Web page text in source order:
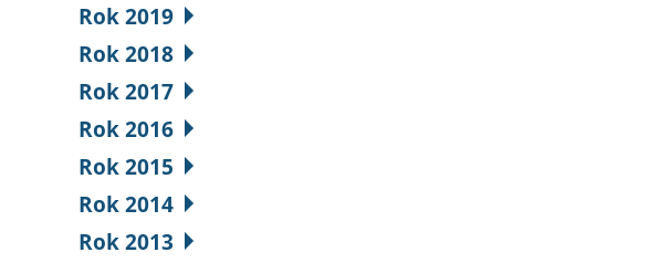
Rok 2019
Rok 2018
Rok 2017
Rok 2016
Rok 2015
Rok 2014
Rok 2013